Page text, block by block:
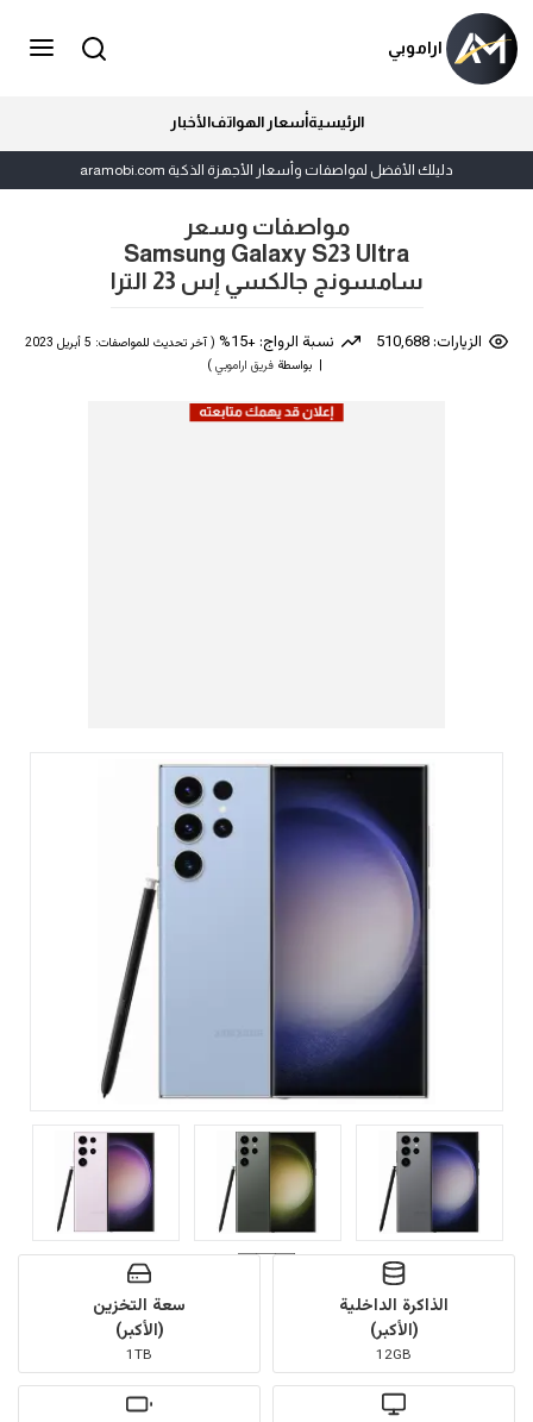
اراموبي
الرئيسيةأسعار الهواتفالأخبار
دليلك الأفضل لمواصفات وأسعار الأجهزة الذكية aramobi.com
مواصفات وسعر
Samsung Galaxy S23 Ultra
سامسونج جالكسي إس 23 الترا
الزيارات: 510,688 نسبة الرواج: +15%
( آخر تحديث للمواصفات: 5 أبريل 2023
| بواسطة فريق اراموبي)
الذاكرة الداخلية
(الأكبر)
12GB
سعة التخزين
(الأكبر)
1TB